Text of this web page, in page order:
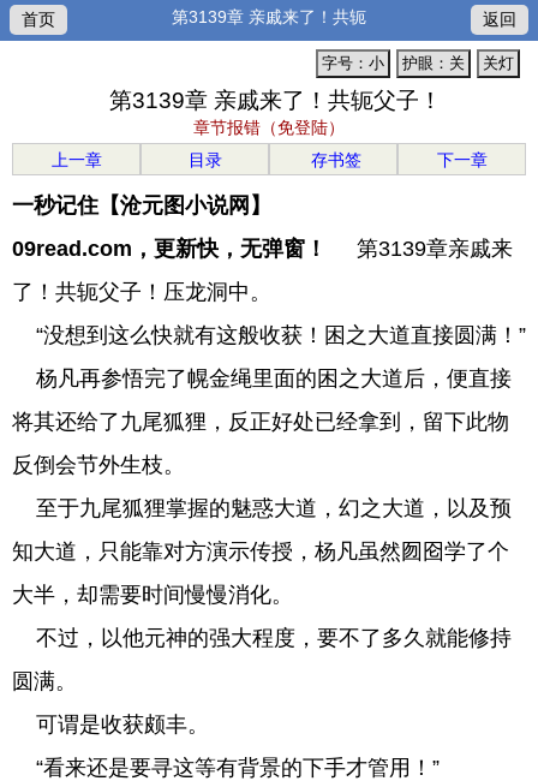
首页 第3139章 亲戚来了！共轭 返回
关灯
护眼：关
字号：小
第3139章 亲戚来了！共轭父子！
章节报错（免登陆）
上一章
目录 存书签 下一章
一秒记住【沧元图小说网】
09read.com，更新快，无弹窗！
第3139章亲戚来
了！共轭父子！压龙洞中。
“没想到这么快就有这般收获！困之大道直接圆满！”
杨凡再参悟完了幌金绳里面的困之大道后，便直接
将其还给了九尾狐狸，反正好处已经拿到，留下此物
反倒会节外生枝。
至于九尾狐狸掌握的魅惑大道，幻之大道，以及预
知大道，只能靠对方演示传授，杨凡虽然囫囵学了个
大半，却需要时间慢慢消化。
不过，以他元神的强大程度，要不了多久就能修持
圆满。
可谓是收获颇丰。
“看来还是要寻这等有背景的下手才管用！”